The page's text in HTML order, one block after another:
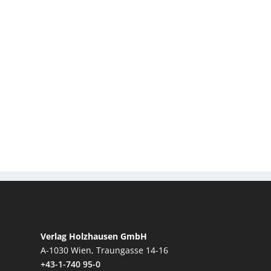
Verlag Holzhausen GmbH
A-1030 Wien, Traungasse 14-16
+43-1-740 95-0